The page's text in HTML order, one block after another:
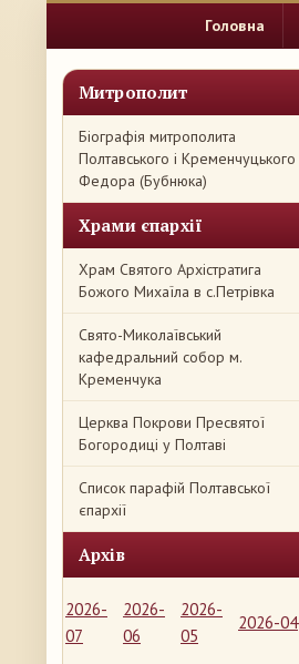
Головна
Митрополит
Біографія митрополита
Полтавського і Кременчуцького
Федора (Бубнюка)
Храми єпархії
Храм Святого Архістратига
Божого Михаїла в с.Петрівка
Свято-Миколаївський
кафедральний собор м.
Кременчука
Церква Покрови Пресвятої
Богородиці у Полтаві
Список парафій Полтавської
єпархії
Архів
2026-
07
2026-
06
2026-
05
2026-04